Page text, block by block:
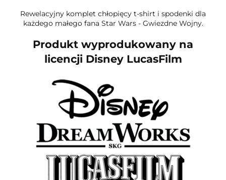
Rewelacyjny komplet chłopięcy t-shirt i spodenki dla
każdego małego fana Star Wars - Gwiezdne Wojny.
Produkt wyprodukowany na
licencji Disney LucasFilm